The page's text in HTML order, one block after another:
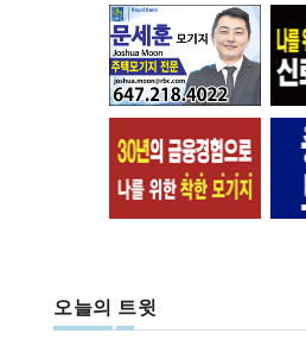
오늘의 트윗